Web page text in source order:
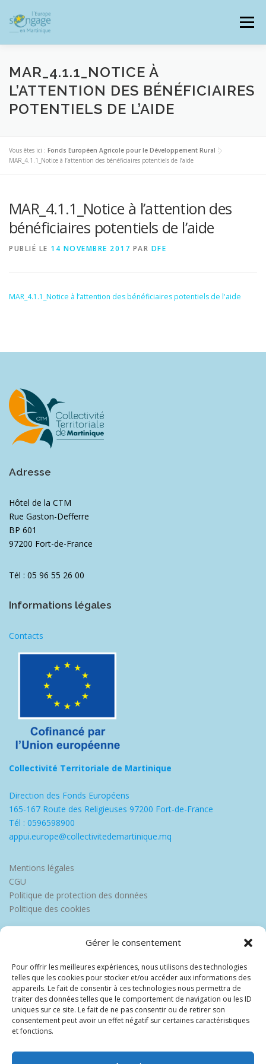
Gérer le consentement
Pour offrir les meilleures expériences, nous utilisons des technologies
telles que les cookies pour stocker et/ou accéder aux informations des
appareils. Le fait de consentir à ces technologies nous permettra de
traiter des données telles que le comportement de navigation ou les ID
uniques sur ce site. Le fait de ne pas consentir ou de retirer son
consentement peut avoir un effet négatif sur certaines caractéristiques
et fonctions.
contenu
Menu
PROGRAMMES J’AI UN PROJET
JE SUIS BÉNÉFICIAIRE
SIGNALER UNE FRAUDE
MAR_4.1.1_NOTICE À
L’ATTENTION DES BÉNÉFICIAIRES
POTENTIELS DE L’AIDE
Vous êtes ici : Fonds Européen Agricole pour le Développement Rural >
MAR_4.1.1_Notice à l’attention des bénéficiaires potentiels de l’aide
MAR_4.1.1_Notice à l’attention des
bénéficiaires potentiels de l’aide
PUBLIÉ LE 14 NOVEMBRE 2017 PAR DFE
MAR_4.1.1_Notice à l’attention des bénéficiaires potentiels de l'aide
Adresse
Hôtel de la CTM
Rue Gaston-Defferre
BP 601
97200 Fort-de-France
Tél : 05 96 55 26 00
Informations légales
Contacts
Collectivité Territoriale de Martinique
Direction des Fonds Européens
165-167 Route des Religieuses 97200 Fort-de-France
Tél : 0596598900
appui.europe@collectivitedemartinique.mq
Mentions légales
CGU
Politique de protection des données
Politique des cookies